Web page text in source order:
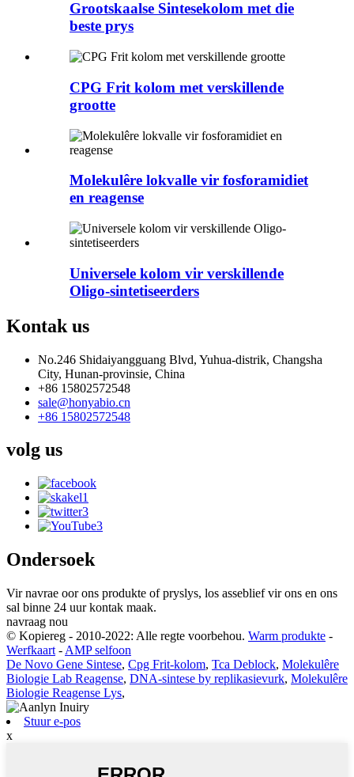
Grootskaalse Sintesekolom met die
beste prys
CPG Frit kolom met verskillende
grootte
Molekulêre lokvalle vir fosforamidiet
en reagense
Universele kolom vir verskillende
Oligo-sintetiseerders
Kontak us
No.246 Shidaiyangguang Blvd, Yuhua-distrik, Changsha
City, Hunan-provinsie, China
+86 15802572548
sale@honyabio.cn
+86 15802572548
volg us
Ondersoek
Vir navrae oor ons produkte of pryslys, los asseblief vir ons en ons
sal binne 24 uur kontak maak.
navraag nou
© Kopiereg - 2010-2022: Alle regte voorbehou. Warm produkte -
Werfkaart - AMP selfoon
De Novo Gene Sintese, Cpg Frit-kolom, Tca Deblock, Molekulêre
Biologie Lab Reagense, DNA-sintese by replikasievurk, Molekulêre
Biologie Reagense Lys,
Stuur e-pos
x